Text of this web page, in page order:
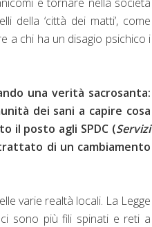
della ‘città dei matti’, come
a chi ha un disagio psichico i
una verità sacrosanta:
dei sani a capire cosa
il posto agli SPDC (Servizi
di un cambiamento
varie realtà locali. La Legge
sono più fili spinati e reti a